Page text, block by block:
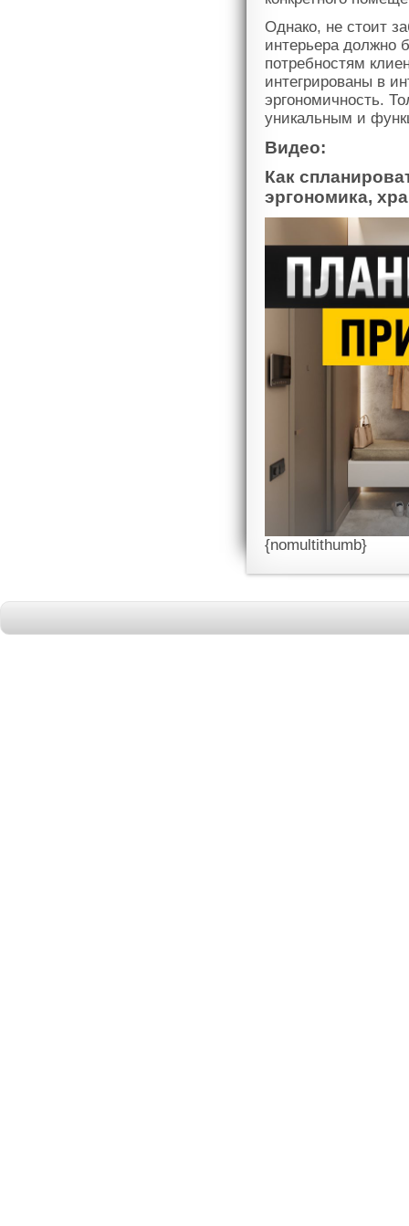
Однако, не стоит
интерьера должно
потребностям
интегрированы в
эргономичность.
уникальным и
Видео:
Как
эргономика,
{nomultithumb}